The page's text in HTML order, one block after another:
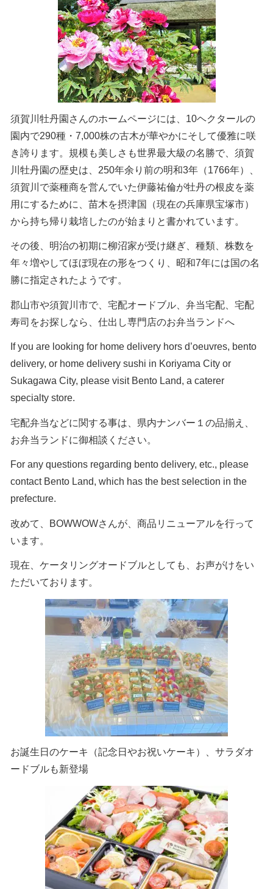
須賀川牡丹園さんのホームページには、10ヘクタールの
園内で290種・7,000株の古木が華やかにそして優雅に咲
き誇ります。規模も美しさも世界最大級の名勝で、須賀
川牡丹園の歴史は、250年余り前の明和3年（1766年）、
須賀川で薬種商を営んでいた伊藤祐倫が牡丹の根皮を薬
用にするために、苗木を摂津国（現在の兵庫県宝塚市）
から持ち帰り栽培したのが始まりと書かれています。
その後、明治の初期に柳沼家が受け継ぎ、種類、株数を
年々増やしてほぼ現在の形をつくり、昭和7年には国の名
勝に指定されたようです。
郡山市や須賀川市で、宅配オードブル、弁当宅配、宅配
寿司をお探しなら、仕出し専門店のお弁当ランドへ
If you are looking for home delivery hors d’oeuvres, bento
delivery, or home delivery sushi in Koriyama City or
Sukagawa City, please visit Bento Land, a caterer
specialty store.
宅配弁当などに関する事は、県内ナンバー１の品揃え、
お弁当ランドに御相談ください。
For any questions regarding bento delivery, etc., please
contact Bento Land, which has the best selection in the
prefecture.
改めて、BOWWOWさんが、商品リニューアルを行って
います。
現在、ケータリングオードブルとしても、お声がけをい
ただいております。
お誕生日のケーキ（記念日やお祝いケーキ）、サラダオ
ードブルも新登場